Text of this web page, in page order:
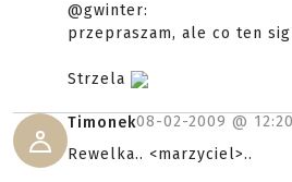
@gwinter:
przepraszam, ale co ten
Strzela
Timonek08-02-2009 @ 12:20
Rewelka.. <marzyciel>..